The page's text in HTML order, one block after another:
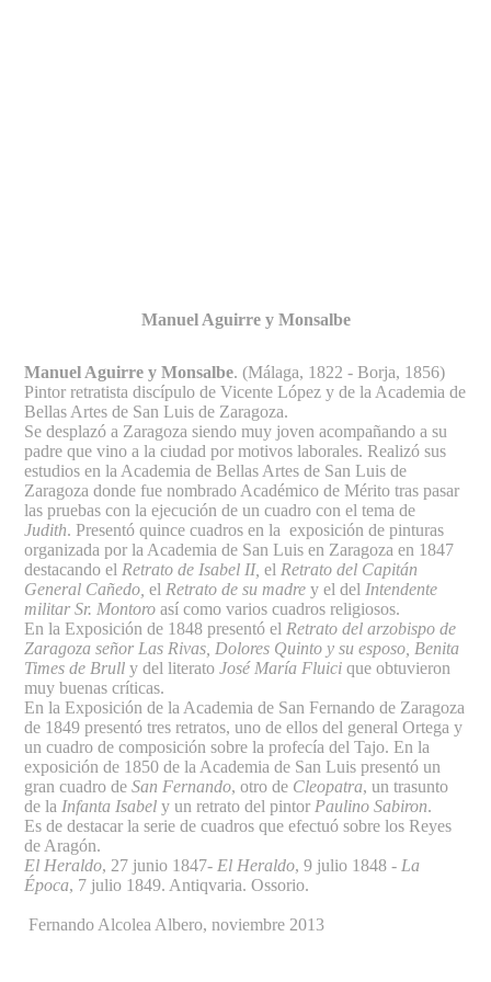
Manuel Aguirre y Monsalbe
Manuel Aguirre y Monsalbe. (Málaga, 1822 - Borja, 1856)
Pintor retratista discípulo de Vicente López y de la Academia de
Bellas Artes de San Luis de Zaragoza.
Se desplazó a Zaragoza siendo muy joven acompañando a su
padre que vino a la ciudad por motivos laborales. Realizó sus
estudios en la Academia de Bellas Artes de San Luis de
Zaragoza donde fue nombrado Académico de Mérito tras pasar
las pruebas con la ejecución de un cuadro con el tema de
Judith. Presentó quince cuadros en la exposición de pinturas
organizada por la Academia de San Luis en Zaragoza en 1847
destacando el Retrato de Isabel II,el Retrato del Capitán
General Cañedo,el Retrato de su madrey el del Intendente
militar Sr. Montoro así como varios cuadros religiosos.
En la Exposición de 1848 presentó el Retrato del arzobispo de
Zaragoza señor Las Rivas, Dolores Quinto y su esposo, Benita
Times de Brull y del literatoJosé María Fluici que obtuvieron
muy buenas críticas.
En la Exposición de la Academia de San Fernando de Zaragoza
de 1849 presentó tres retratos, uno de ellos del general Ortega y
un cuadro de composición sobre la profecía del Tajo. En la
exposición de 1850 de la Academia de San Luis presentó un
gran cuadro deSan Fernando, otro de Cleopatra, un trasunto
de la Infanta Isabel y un retrato del pintor Paulino Sabiron.
Es de destacar la serie de cuadros que efectuó sobre los Reyes
de Aragón.
El Heraldo, 27 junio 1847- El Heraldo, 9 julio 1848 - La
Época, 7 julio 1849. Antiqvaria. Ossorio.
Fernando Alcolea Albero, noviembre 2013